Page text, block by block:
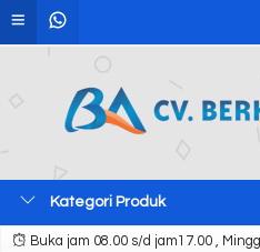
Kategori Produk
Buka jam 08.00 s/d jam17.00 ,